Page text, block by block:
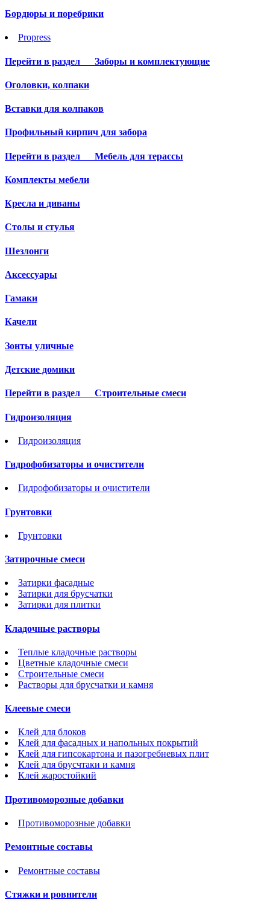
Бордюры и поребрики
Propress
Перейти в раздел Заборы и комплектующие
Оголовки, колпаки
Вставки для колпаков
Профильный кирпич для забора
Перейти в раздел Мебель для терассы
Комплекты мебели
Кресла и диваны
Столы и стулья
Шезлонги
Аксессуары
Гамаки
Качели
Зонты уличные
Детские домики
Перейти в раздел Строительные смеси
Гидроизоляция
Гидроизоляция
Гидрофобизаторы и очистители
Гидрофобизаторы и очистители
Грунтовки
Грунтовки
Затирочные смеси
Затирки фасадные
Затирки для брусчатки
Затирки для плитки
Кладочные растворы
Теплые кладочные растворы
Цветные кладочные смеси
Строительные смеси
Растворы для брусчатки и камня
Клеевые смеси
Клей для блоков
Клей для фасадных и напольных покрытий
Клей для гипсокартона и пазогребневых плит
Клей для брусчтаки и камня
Клей жаростойкий
Противоморозные добавки
Противоморозные добавки
Ремонтные составы
Ремонтные составы
Стяжки и ровнители